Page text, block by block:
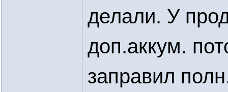
делали. У
доп.аккум.
заправил